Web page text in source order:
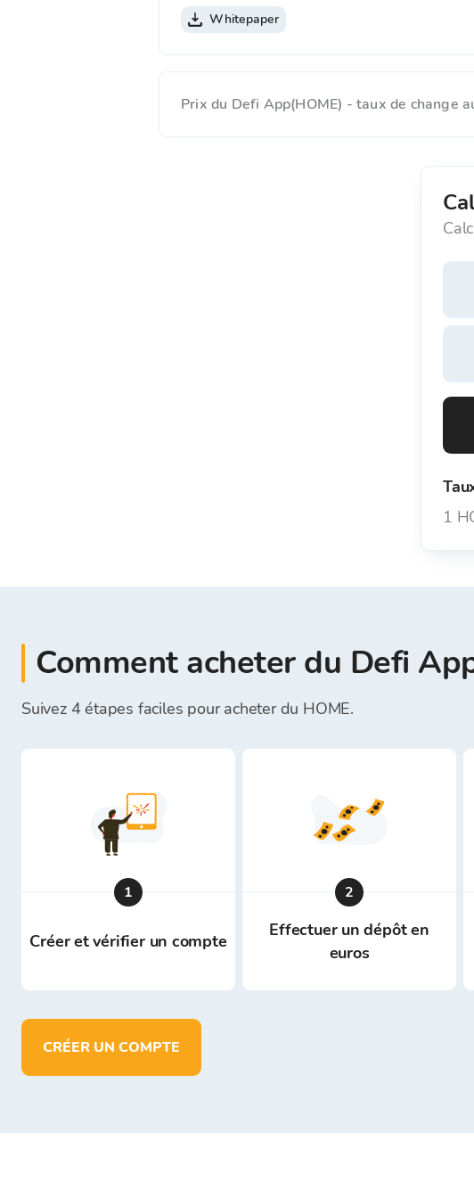
Whitepaper
Prix du Defi App(HOME) - taux de change
1
Comment acheter du Defi
Suivez 4 étapes faciles pour acheter du HOME.
1
Créer et vérifier un compte
2
Effectuer un dépôt en
euros
CRÉER UN COMPTE